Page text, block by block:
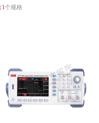
泰达/TAIDA
THE/THE 铁人炜杰/TRWJ
1个规格